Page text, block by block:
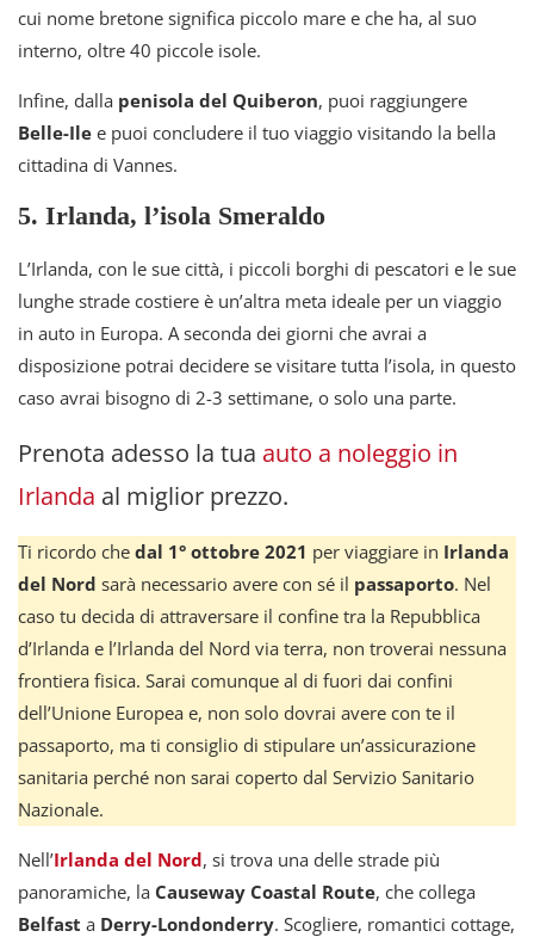
cui nome bretone significa piccolo mare e che ha, al suo
interno, oltre 40 piccole isole.
Infine, dalla penisola del Quiberon, puoi raggiungere
Belle-Ile e puoi concludere il tuo viaggio visitando la bella
cittadina di Vannes.
5. Irlanda, l’isola Smeraldo
L’Irlanda, con le sue città, i piccoli borghi di pescatori e le sue
lunghe strade costiere è un’altra meta ideale per un viaggio
in auto in Europa. A seconda dei giorni che avrai a
disposizione potrai decidere se visitare tutta l’isola, in questo
caso avrai bisogno di 2-3 settimane, o solo una parte.
Prenota adesso la tua auto a noleggio in
Irlanda al miglior prezzo.
Ti ricordo che dal 1° ottobre 2021 per viaggiare in Irlanda
del Nord sarà necessario avere con sé il passaporto. Nel
caso tu decida di attraversare il confine tra la Repubblica
d’Irlanda e l’Irlanda del Nord via terra, non troverai nessuna
frontiera fisica. Sarai comunque al di fuori dai confini
dell’Unione Europea e, non solo dovrai avere con te il
passaporto, ma ti consiglio di stipulare un’assicurazione
sanitaria perché non sarai coperto dal Servizio Sanitario
Nazionale.
Nell’Irlanda del Nord, si trova una delle strade più
panoramiche, la Causeway Coastal Route, che collega
Belfast a Derry-Londonderry. Scogliere, romantici cottage,